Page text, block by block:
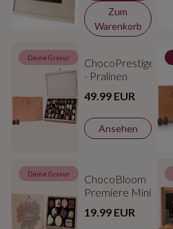
Zum
Warenkorb
Deine Gravur
ChocoPrestige
- Pralinen
49.99 EUR
Ansehen
Deine Gravur
ChocoBloom
Premiere Mini
19.99 EUR